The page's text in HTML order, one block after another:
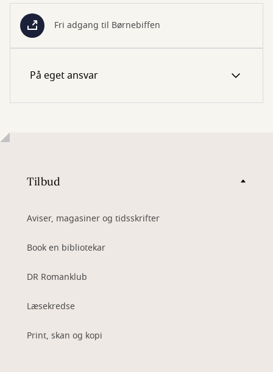
Fri adgang til Børnebiffen
På eget ansvar
Tilbud
Aviser, magasiner og tidsskrifter
Book en bibliotekar
DR Romanklub
Læsekredse
Print, skan og kopi